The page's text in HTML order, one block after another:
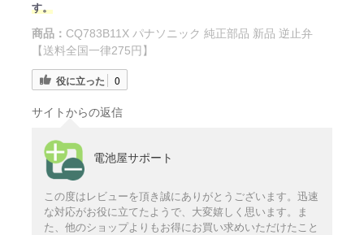
す。
商品： CQ783B11X パナソニック 純正部品 新品 逆止弁
【送料全国一律275円】
役に立った 0
サイトからの返信
電池屋サポート
この度はレビューを頂き誠にありがとうございます。迅速
な対応がお役に立てたようで、大変嬉しく思います。ま
た、他のショップよりもお得にお買い求めいただけたこと